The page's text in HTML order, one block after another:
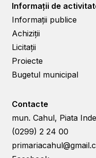
Informații de
Informații publice
Achiziții
Licitații
Proiecte
Bugetul municipal
Contacte
mun. Cahul, Piata
(0299) 2 24 00